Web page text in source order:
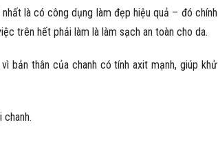
là có công dụng làm đẹp hiệu quả – đó chính
trên hết phải làm là làm sạch an toàn cho da.
vì bản thân của chanh có tính axit mạnh, giúp khử